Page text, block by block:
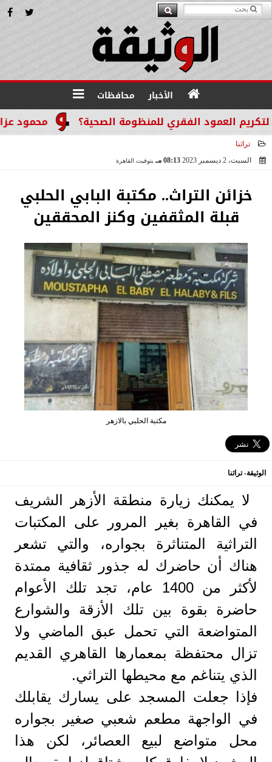
الأخبار محافظات
محمود عزازي: العمود الفقري للمنظومة الصحية؟
تراثنا
السبت، 2 ديسمبر 2023
08:13 مـ بتوقيت القاهرة
خزائن التراث.. مكتبة البابي الحلبي
قبلة المثقفين وكنز المحققين
مكتبة الحلبي بالازهر
الوثيقة- تراثنا
لا يمكنك زيارة منطقة الأزهر الشريف
في القاهرة بغير المرور على المكتبات
التراثية المتناثرة بجواره، والتي تشعر
هناك أن حاضرك له جذور ثقافية ممتدة
لأكثر من 1400 عام، تجد تلك الأعوام
حاضرة بقوة بين تلك الأزقة والشوارع
المتواضعة التي تحمل عبق الماضي ولا
تزال محتفظة بمعمارها القاهري القديم
الذي يتناغم مع محيطها التراثي.
فإذا جعلت المسجد على يسارك يقابلك
في الواجهة مطعم شعبي صغير بجواره
محل متواضع لبيع العصائر، لكن هذا